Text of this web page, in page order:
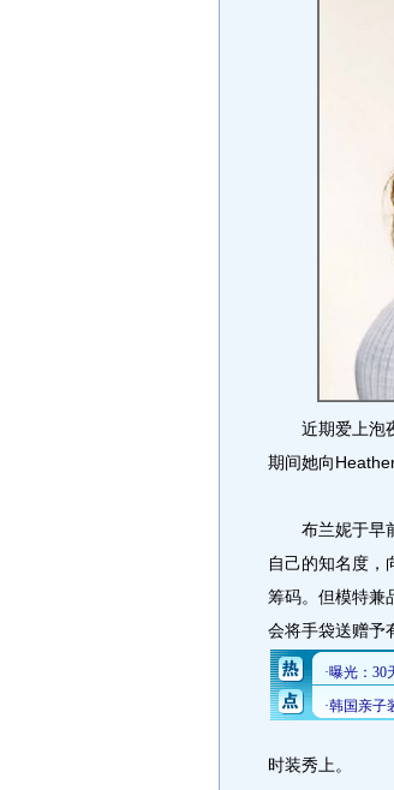
近期爱上泡夜
期间她向
布兰妮于早前
自己的知名度，
筹码。但模特兼
会将手袋送赠予
时装秀上。